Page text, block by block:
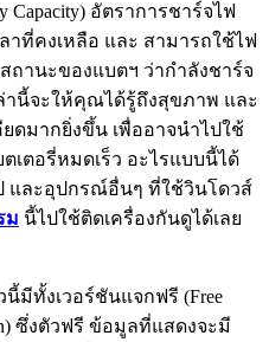
อัตราการชาร์จไฟ
ลาที่คงเหลือ และ สามารถใช้ไฟ
ถานะของแบตฯ ว่ากำลังชาร์จ
านี้จะให้คุณได้รู้ถึงสุขภาพ และ
ดมากยิ่งขึ้น เพื่ออาจนำไปใช้
เตอรี่หมดเร็ว อะไรแบบนี้ได้
และอุปกรณ์อื่นๆ ที่ใช้วินโดวส์
ม นี้ไปใช้ติดเครื่องกันดูได้เลย
นี้มีทั้งเวอร์ชันแจกฟรี (Free
ซึ่งตัวฟรี ข้อมูลที่แสดงจะมี